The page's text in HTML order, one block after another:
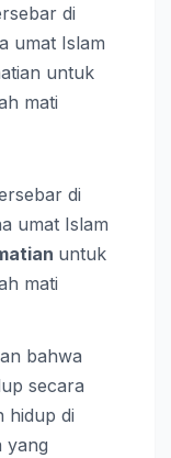
di
umat Islam
untuk
mati
di
umat Islam
untuk
mati
bahwa
secara
hidup di
yang